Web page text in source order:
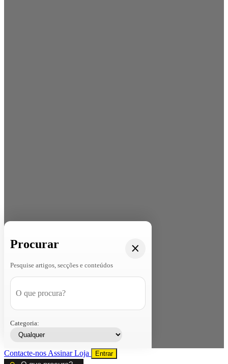
Procurar
Pesquise artigos, secções e conteúdos
Categoria:
Contacte-nos AssinarLoja Entrar